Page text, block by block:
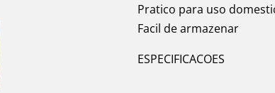
Pratico para uso
Facil de armazenar
ESPECIFICACOES